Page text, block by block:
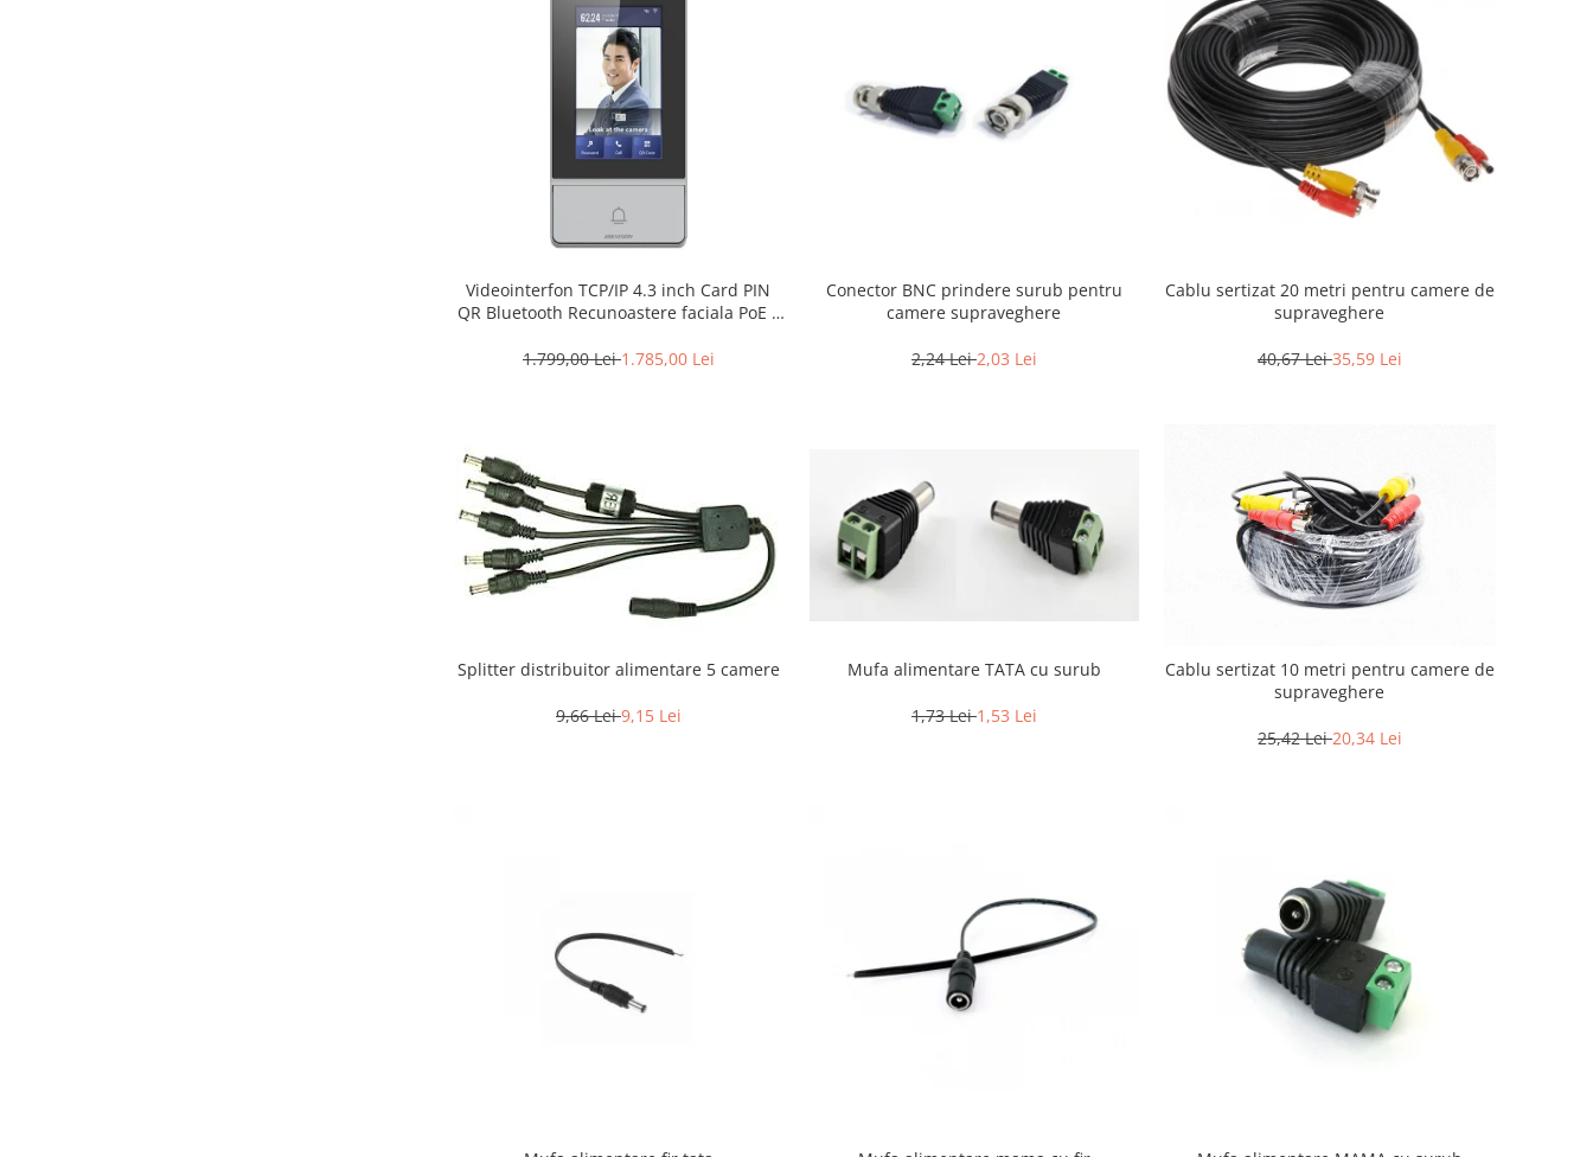
Videointerfon TCP/IP 4.3 inch Card PIN
QR Bluetooth Recunoastere faciala PoE –
1.799,00 Lei1.785,00 Lei
Conector BNC prindere surub pentru
camere supraveghere
2,24 Lei2,03 Lei
Cablu sertizat 20 metri pentru camere de
supraveghere
40,67 Lei35,59 Lei
Splitter distribuitor alimentare 5 camere
9,66 Lei9,15 Lei
Mufa alimentare TATA cu surub
1,73 Lei1,53 Lei
Cablu sertizat 10 metri pentru camere de
supraveghere
25,42 Lei20,34 Lei